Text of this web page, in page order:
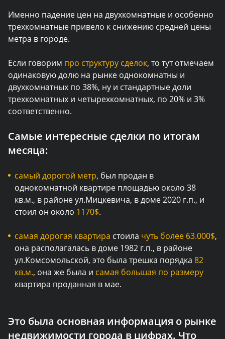
Именно падение цен на двухкомнатные и особенно
трехкомнатные привело к снижению средней цены
метра в городе.
Если говорим про структуру сделок, то тут отмечаем
одинаковую долю на рынке однокомнатны и
двухкомнатных по 38%, ну и стандартные доли
трехкомнатных и четырехкомнатных, по 20% и 3%
соответственно.
Самые интересные сделки по итогам
месяца:
самый дорогой метр, был продан в
однокомнатной квартире площадью около 38
кв.м., в районе ул.Мицкевича, в доме 2020 г.п., и
стоил он около 1170$.
самая дорогая квартира стоила чуть более 63.000$,
она располагалась в доме 1982 г.п., в районе
ул.Комсомольской, это была трешка порядка 82
кв.м., она же была и самая большая по размеру
квартира проданная в мае.
Это была основная информация о рынке
недвижимости города в цифрах. Что